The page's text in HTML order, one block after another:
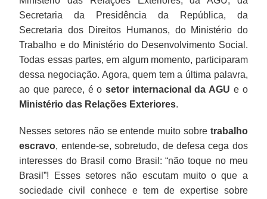
Secretaria da Presidência da República, da
Secretaria dos Direitos Humanos, do Ministério do
Trabalho e do Ministério do Desenvolvimento Social.
Todas essas partes, em algum momento, participaram
dessa negociação. Agora, quem tem a última palavra,
ao que parece, é o setor internacional da AGU e o
Ministério das Relações Exteriores.
Nesses setores não se entende muito sobre trabalho
escravo, entende-se, sobretudo, de defesa cega dos
interesses do Brasil como Brasil: “não toque no meu
Brasil”! Esses setores não escutam muito o que a
sociedade civil conhece e tem de expertise sobre